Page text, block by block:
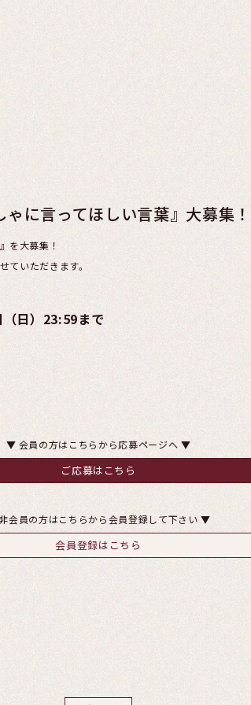
ゃに言ってほしい言葉』大募集！
を大募集！
ていただきます。
日）23:59まで
▼ 会員の方はこちらから応募ページへ ▼
ご応募はこちら
会員の方はこちらから会員登録して下さい ▼
会員登録はこちら